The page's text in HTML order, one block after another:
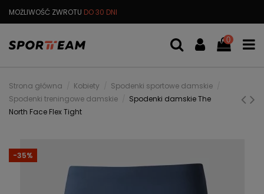
MOŻLIWOŚĆ ZWROTU DO 30 DNI
0
Strona główna Kobiety
Spodenki sportowe damskie
Spodenki treningowe damskie
Spodenki damskie The
North Face Flex Tight
-35%